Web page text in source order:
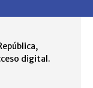
digital.